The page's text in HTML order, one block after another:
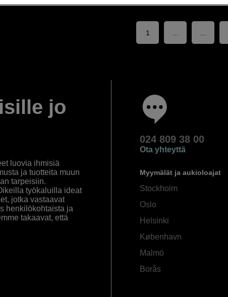
1
jo
luovia ihmisiä
ja tuotteita muun
tarpeisiin.
työkaluilla ideat
jotka vastaavat
henkilökohtaista ja
takaavat, että
024 809 38 00
Ota yhteyttä
Myymälät ja aukioloajat
Stockholm
Oslo
Helsinki
København
Malmö
Borås